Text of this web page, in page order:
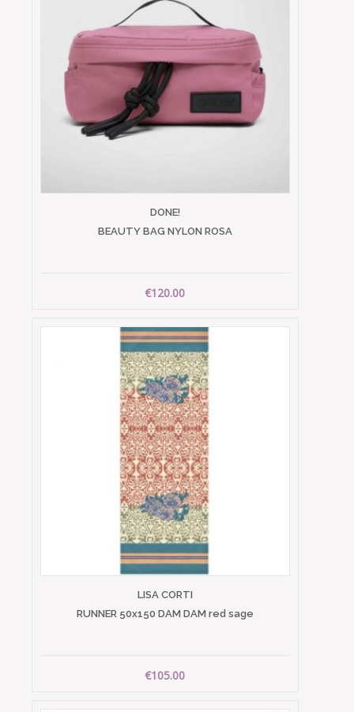
DONE!
BEAUTY BAG NYLON ROSA
€120.00
LISA CORTI
RUNNER 50x150 DAM DAM red sage
€105.00